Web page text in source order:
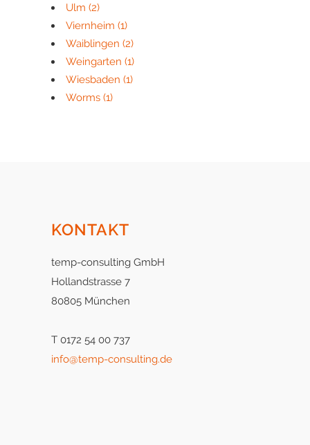
Ulm (2)
Viernheim (1)
Waiblingen (2)
Weingarten (1)
Wiesbaden (1)
Worms (1)
KONTAKT
temp-consulting GmbH
Hollandstrasse 7
80805 München
T 0172 54 00 737
info@temp-consulting.de